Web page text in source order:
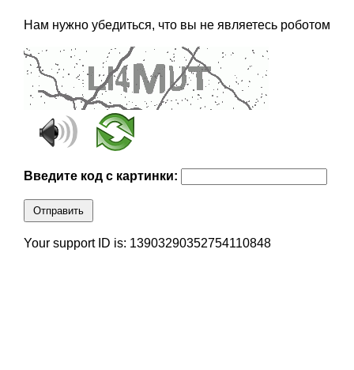
Нам нужно убедиться, что вы не являетесь роботом
Введите код с картинки:
Отправить
Your support ID is: 13903290352754110848